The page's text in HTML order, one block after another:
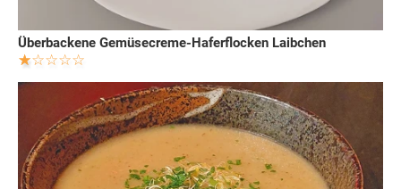
Überbackene Gemüsecreme-Haferflocken Laibchen